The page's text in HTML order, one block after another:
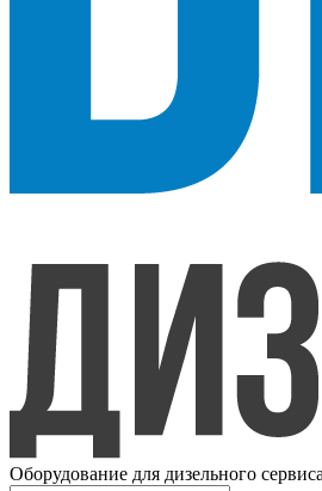
Оборудование для дизельного сервиса